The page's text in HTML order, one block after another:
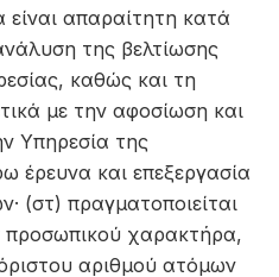
απαραίτητη κατά
της βελτίωσης
καθώς και τη
με την αφοσίωση και
Υπηρεσία της
έρευνα και επεξεργασία
(στ) πραγματοποιείται
προσωπικού χαρακτήρα,
αριθμού ατόμων